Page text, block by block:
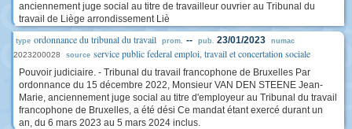
anciennement juge social au titre de travailleur ouvrier au Tribunal du
travail de Liège arrondissement Liè
type ordonnance du tribunal du travail prom. -- pub. 23/01/2023 numac
2023200028 source service public federal emploi, travail et concertation sociale
Pouvoir judiciaire. - Tribunal du travail francophone de Bruxelles Par
ordonnance du 15 décembre 2022, Monsieur VAN DEN STEENE Jean-
Marie, anciennement juge social au titre d'employeur au Tribunal du travail
francophone de Bruxelles, a été dési Ce mandat étant exercé durant un
an, du 6 mars 2023 au 5 mars 2024 inclus.